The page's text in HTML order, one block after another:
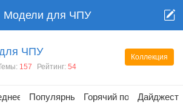
Модели для ЧПУ
Коллекция
ЧПУ
157 Рейтинг: 54
Популярные Горячий постДайджест